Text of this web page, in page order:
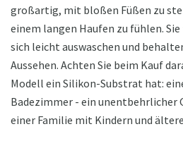
großartig, mit bloßen Füßen zu
einem langen Haufen zu fühlen.
sich leicht auswaschen und
Aussehen. Achten Sie beim Kauf
Modell ein Silikon-Substrat hat:
Badezimmer - ein unentbehrlicher
einer Familie mit Kindern und